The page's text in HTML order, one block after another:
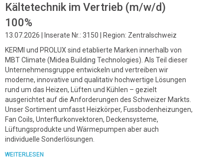
Kältetechnik im Vertrieb (m/w/d)
100%
13.07.2026 | Inserate Nr.: 3150 | Region: Zentralschweiz
KERMI und PROLUX sind etablierte Marken innerhalb von
MBT Climate (Midea Building Technologies). Als Teil dieser
Unternehmensgruppe entwickeln und vertreiben wir
moderne, innovative und qualitativ hochwertige Lösungen
rund um das Heizen, Lüften und Kühlen – gezielt
ausgerichtet auf die Anforderungen des Schweizer Markts.
Unser Sortiment umfasst Heizkörper, Fussbodenheizungen,
Fan Coils, Unterflurkonvektoren, Deckensysteme,
Lüftungsprodukte und Wärmepumpen aber auch
individuelle Sonderlösungen.
WEITERLESEN